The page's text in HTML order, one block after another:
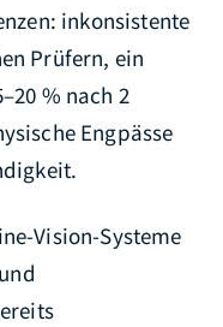
inkonsistente
Prüfern, ein
% nach 2
Engpässe
Vision-Systeme